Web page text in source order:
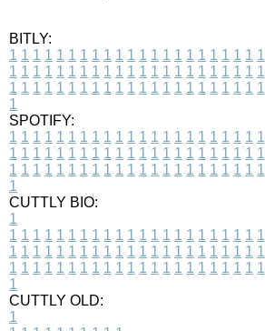
BITLY:
1 1 1 1 1 1 1 1 1 1 1 1 1 1 1 1 1 1 1 1 1 1
1 1 1 1 1 1 1 1 1 1 1 1 1 1 1 1 1 1 1 1 1 1
1 1 1 1 1 1 1 1 1 1 1 1 1 1 1 1 1 1 1 1 1 1
1
SPOTIFY:
1 1 1 1 1 1 1 1 1 1 1 1 1 1 1 1 1 1 1 1 1 1
1 1 1 1 1 1 1 1 1 1 1 1 1 1 1 1 1 1 1 1 1 1
1 1 1 1 1 1 1 1 1 1 1 1 1 1 1 1 1 1 1 1 1 1
1
CUTTLY BIO:
1
1 1 1 1 1 1 1 1 1 1 1 1 1 1 1 1 1 1 1 1 1 1
1 1 1 1 1 1 1 1 1 1 1 1 1 1 1 1 1 1 1 1 1 1
1 1 1 1 1 1 1 1 1 1 1 1 1 1 1 1 1 1 1 1 1 1
1
CUTTLY OLD:
1